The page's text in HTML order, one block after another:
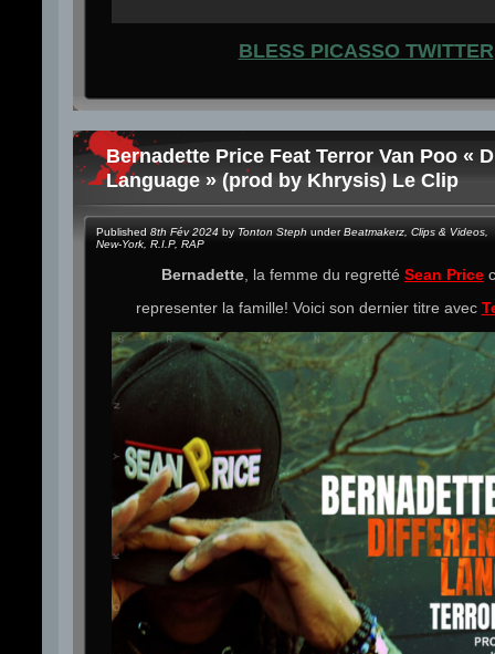
BLESS PICASSO TWITTER
Bernadette Price Feat Terror Van Poo «
Language » (prod by Khrysis) Le Clip
Published 8th Fév 2024 by Tonton Steph underBeatmakerz Clips & Videos
New-York R.I.P, RAP
Bernadette , la femme du regretté Sean Price
representer la famille! Voici son dernier titre avec